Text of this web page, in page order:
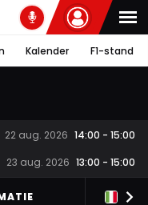
Kalender F1-stand
22 aug. 2026 14:00 - 15:00
23 aug. 2026 13:00 - 15:00